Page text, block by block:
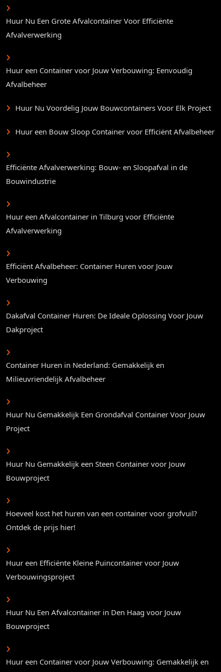
Huur Nu Een Grote Afvalcontainer Voor Efficiënte
Afvalverwerking
Huur een Container voor Jouw Verbouwing: Eenvoudig
Afvalbeheer
Huur Nu Voordelig Jouw Bouwcontainers Voor Elk Project
Huur een Bouw Sloop Container voor Efficiënt Afvalbeheer
Efficiënte Afvalverwerking: Bouw- en Sloopafval in de
Bouwindustrie
Huur een Afvalcontainer in Tilburg voor Efficiënte
Afvalverwerking
Efficiënt Afvalbeheer: Container Huren voor Jouw
Verbouwing
Dakafval Container Huren: De Ideale Oplossing Voor Jouw
Dakproject
Container Huren in Nederland: Gemakkelijk en
Milieuvriendelijk Afvalbeheer
Huur Nu Gemakkelijk Een Grondafval Container Voor Jouw
Project
Huur Nu Gemakkelijk een Steen Container voor Jouw
Bouwproject
Hoeveel kost het huren van een container voor grofvuil?
Ontdek de prijs hier!
Huur een Efficiënte Kleine Puincontainer voor Jouw
Verbouwingsproject
Huur Nu Een Afvalcontainer in Den Haag voor Jouw
Bouwproject
Huur een Container voor Jouw Verbouwing: Gemakkelijk en